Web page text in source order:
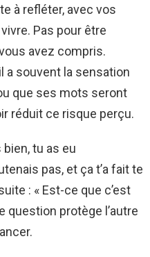
à refléter, avec vos
Pas pour être
avez compris.
a souvent la sensation
que ses mots seront
réduit ce risque perçu.
tu as eu
pas, et ça t’a fait te
: « Est-ce que c’est
question protège l’autre